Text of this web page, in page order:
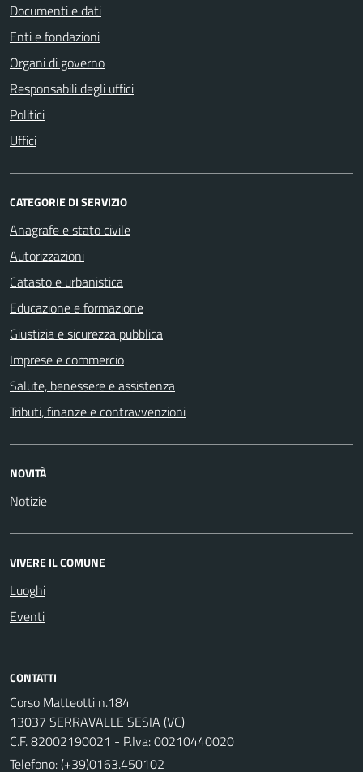
Documenti e dati
Enti e fondazioni
Organi di governo
Responsabili degli uffici
Politici
Uffici
CATEGORIE DI SERVIZIO
Anagrafe e stato civile
Autorizzazioni
Catasto e urbanistica
Educazione e formazione
Giustizia e sicurezza pubblica
Imprese e commercio
Salute, benessere e assistenza
Tributi, finanze e contravvenzioni
NOVITÀ
Notizie
VIVERE IL COMUNE
Luoghi
Eventi
CONTATTI
Corso Matteotti n.184
13037 SERRAVALLE SESIA (VC)
C.F. 82002190021 - P.Iva: 00210440020
Telefono:(+39)0163.450102